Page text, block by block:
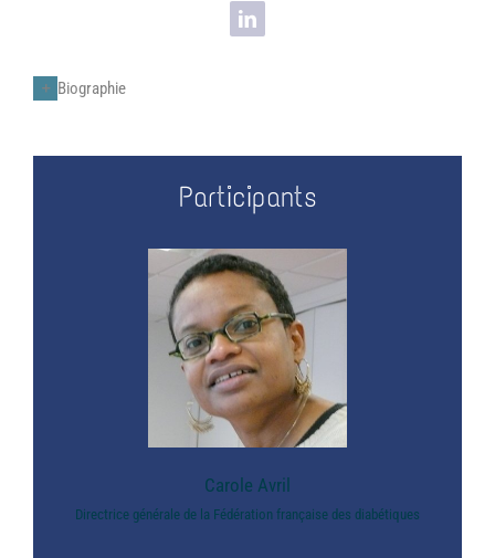
Biographie
Participants
Carole Avril
Directrice générale de la Fédération française des diabétiques